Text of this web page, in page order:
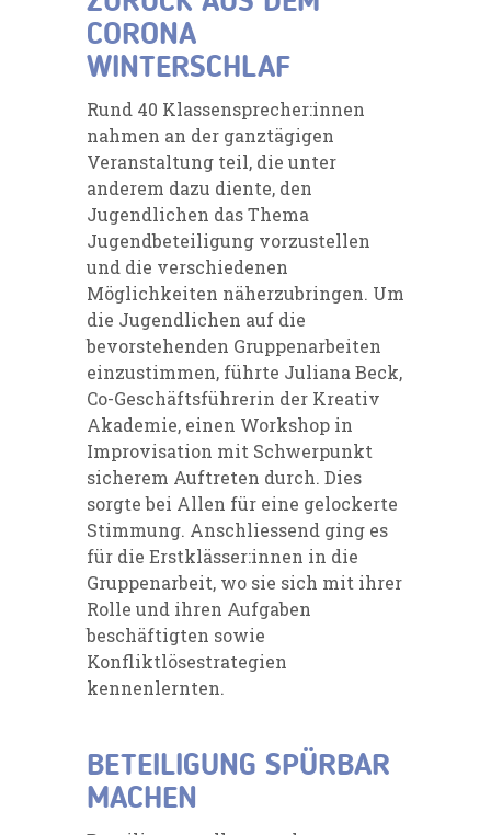
CORONA
WINTERSCHLAF
Rund 40 Klassensprecher:innen
nahmen an der ganztägigen
Veranstaltung teil, die unter
anderem dazu diente, den
Jugendlichen das Thema
Jugendbeteiligung vorzustellen
und die verschiedenen
Möglichkeiten näherzubringen. Um
die Jugendlichen auf die
bevorstehenden Gruppenarbeiten
einzustimmen, führte Juliana Beck,
Co-Geschäftsführerin der Kreativ
Akademie, einen Workshop in
Improvisation mit Schwerpunkt
sicherem Auftreten durch. Dies
sorgte bei Allen für eine gelockerte
Stimmung. Anschliessend ging es
für die Erstklässer:innen in die
Gruppenarbeit, wo sie sich mit ihrer
Rolle und ihren Aufgaben
beschäftigten sowie
Konfliktlösestrategien
kennenlernten.
BETEILIGUNG SPÜRBAR
MACHEN